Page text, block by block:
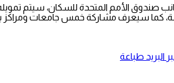
البريد طباعة